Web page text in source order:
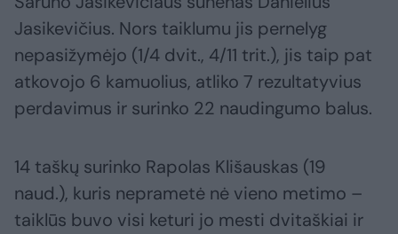
Jasikevičius. Nors taiklumu jis pernelyg
nepasižymėjo (1/4 dvit., 4/11 trit.), jis taip pat
atkovojo 6 kamuolius, atliko 7 rezultatyvius
perdavimus ir surinko 22 naudingumo balus.
14 taškų surinko Rapolas Klišauskas (19
naud.), kuris neprametė nė vieno metimo –
taiklūs buvo visi keturi jo mesti dvitaškiai ir